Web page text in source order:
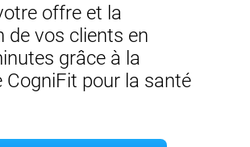
offre et la
de vos clients en
grâce à la
CogniFit pour la santé